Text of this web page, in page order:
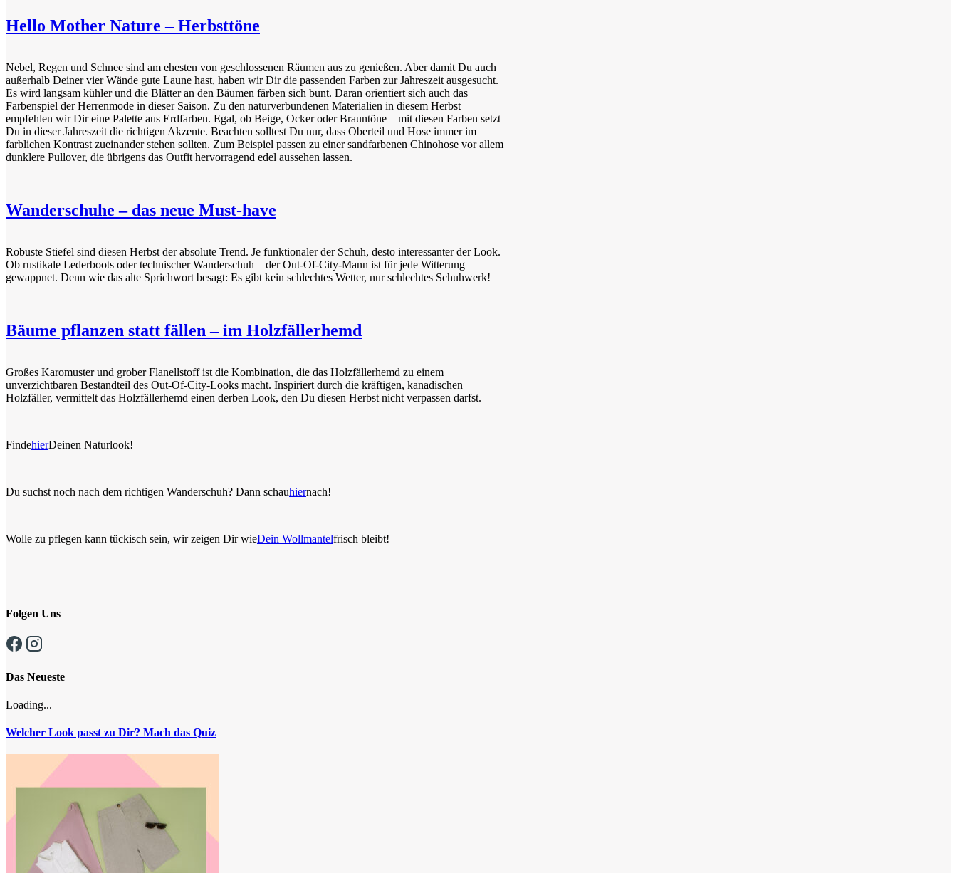
Hello Mother Nature – Herbsttöne
Nebel, Regen und Schnee sind am ehesten von geschlossenen Räumen aus zu genießen. Aber damit Du auch
außerhalb Deiner vier Wände gute Laune hast, haben wir Dir die passenden Farben zur Jahreszeit ausgesucht.
Es wird langsam kühler und die Blätter an den Bäumen färben sich bunt. Daran orientiert sich auch das
Farbenspiel der Herrenmode in dieser Saison. Zu den naturverbundenen Materialien in diesem Herbst
empfehlen wir Dir eine Palette aus Erdfarben. Egal, ob Beige, Ocker oder Brauntöne – mit diesen Farben setzt
Du in dieser Jahreszeit die richtigen Akzente. Beachten solltest Du nur, dass Oberteil und Hose immer im
farblichen Kontrast zueinander stehen sollten. Zum Beispiel passen zu einer sandfarbenen Chinohose vor allem
dunklere Pullover, die übrigens das Outfit hervorragend edel aussehen lassen.
Wanderschuhe – das neue Must-have
Robuste Stiefel sind diesen Herbst der absolute Trend. Je funktionaler der Schuh, desto interessanter der Look.
Ob rustikale Lederboots oder technischer Wanderschuh – der Out-Of-City-Mann ist für jede Witterung
gewappnet. Denn wie das alte Sprichwort besagt: Es gibt kein schlechtes Wetter, nur schlechtes Schuhwerk!
Bäume pflanzen statt fällen – im Holzfällerhemd
Großes Karomuster und grober Flanellstoff ist die Kombination, die das Holzfällerhemd zu einem
unverzichtbaren Bestandteil des Out-Of-City-Looks macht. Inspiriert durch die kräftigen, kanadischen
Holzfäller, vermittelt das Holzfällerhemd einen derben Look, den Du diesen Herbst nicht verpassen darfst.
FindehierDeinen Naturlook!
Du suchst noch nach dem richtigen Wanderschuh? Dann schauhiernach!
Wolle zu pflegen kann tückisch sein, wir zeigen Dir wieDein Wollmantelfrisch bleibt!
Folgen Uns
Das Neueste
Loading...
Welcher Look passt zu Dir? Mach das Quiz